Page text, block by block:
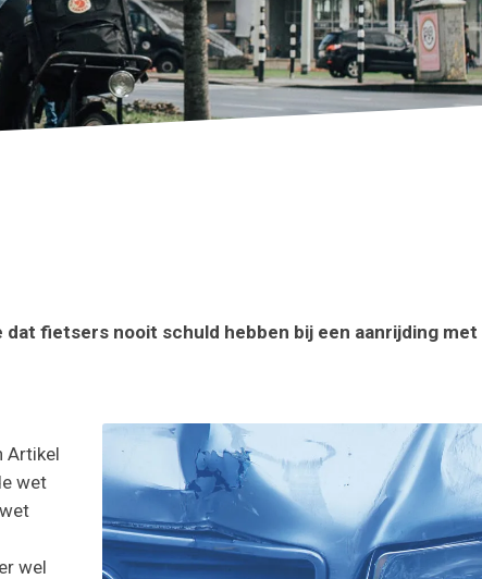
fietsers nooit schuld hebben bij een aanrijding
Artikel
wet
wel